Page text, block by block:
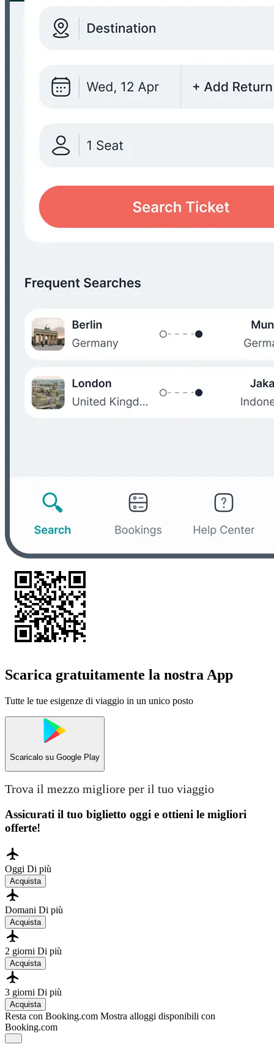
Scarica gratuitamente la nostra App
Tutte le tue esigenze di viaggio in un unico posto
Scaricalo su Google Play
Trova il mezzo migliore per il tuo viaggio
Assicurati il ​​tuo biglietto oggi e ottieni le migliori
offerte!
Oggi Di più
Acquista
Domani Di più
Acquista
2 giorni Di più
Acquista
3 giorni Di più
Acquista
Resta con Booking.com Mostra alloggi disponibili con
Booking.com